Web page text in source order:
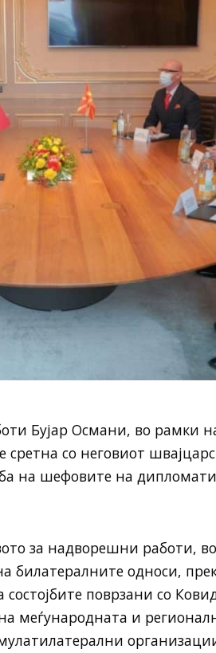
Бујар Османи, во рамки
со неговиот
на шефовите на
за надворешни работи,
билатералните односи,
поврзани со
меѓународната и